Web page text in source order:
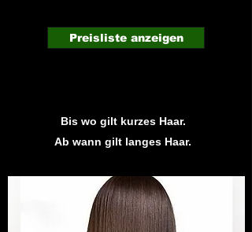
Preisliste anzeigen
Bis wo gilt kurzes Haar.
Ab wann gilt langes Haar.